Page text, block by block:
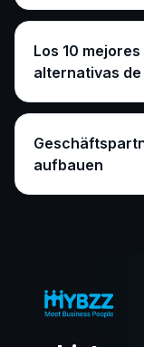
Los 10
alternativas
aufbauen